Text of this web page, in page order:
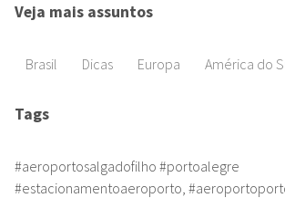
Veja mais assuntos
Brasil Dicas Europa América do
Tags
#aeroportosalgadofilho #portoalegre
#estacionamentoaeroporto,